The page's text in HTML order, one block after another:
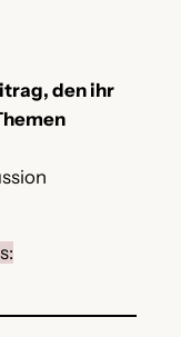
den ihr